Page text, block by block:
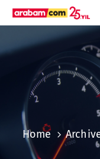
Home